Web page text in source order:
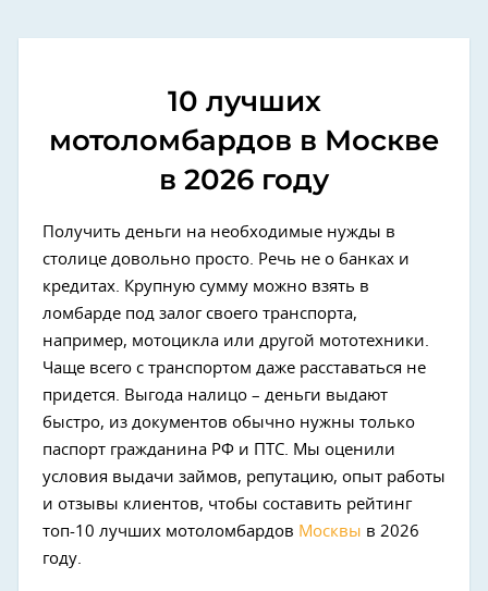
10 лучших
мотоломбардов в Москве
в 2026 году
Получить деньги на необходимые нужды в
столице довольно просто. Речь не о банках и
кредитах. Крупную сумму можно взять в
ломбарде под залог своего транспорта,
например, мотоцикла или другой мототехники.
Чаще всего с транспортом даже расставаться не
придется. Выгода налицо – деньги выдают
быстро, из документов обычно нужны только
паспорт гражданина РФ и ПТС. Мы оценили
условия выдачи займов, репутацию, опыт работы
и отзывы клиентов, чтобы составить рейтинг
топ-10 лучших мотоломбардов Москвы в 2026
году.